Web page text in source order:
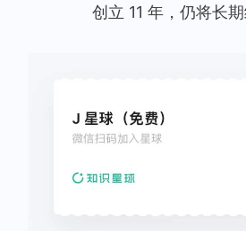
创立 11 年，仍将长